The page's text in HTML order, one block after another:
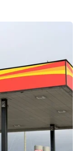
cần thiết cho
Quyết/TTXVN)
tuyển Việt
trụ cột gặp